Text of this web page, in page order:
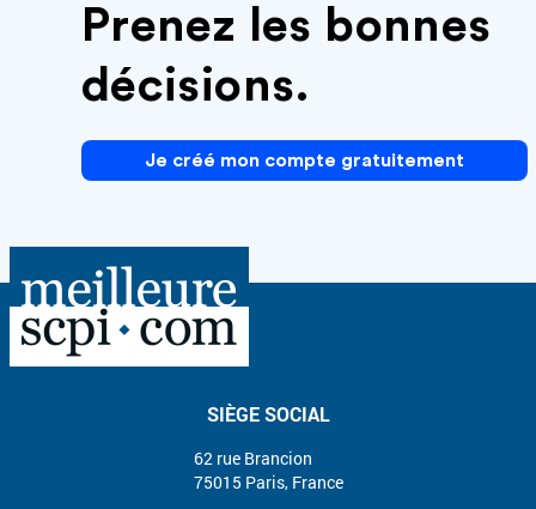
Prenez les bonnes
décisions.
Je créé mon compte gratuitement
SIÈGE SOCIAL
62 rue Brancion
75015 Paris, France